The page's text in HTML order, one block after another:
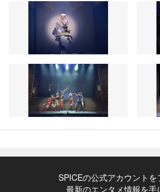
SPICEの公式アカウントを
最新のエンタメ情報を手